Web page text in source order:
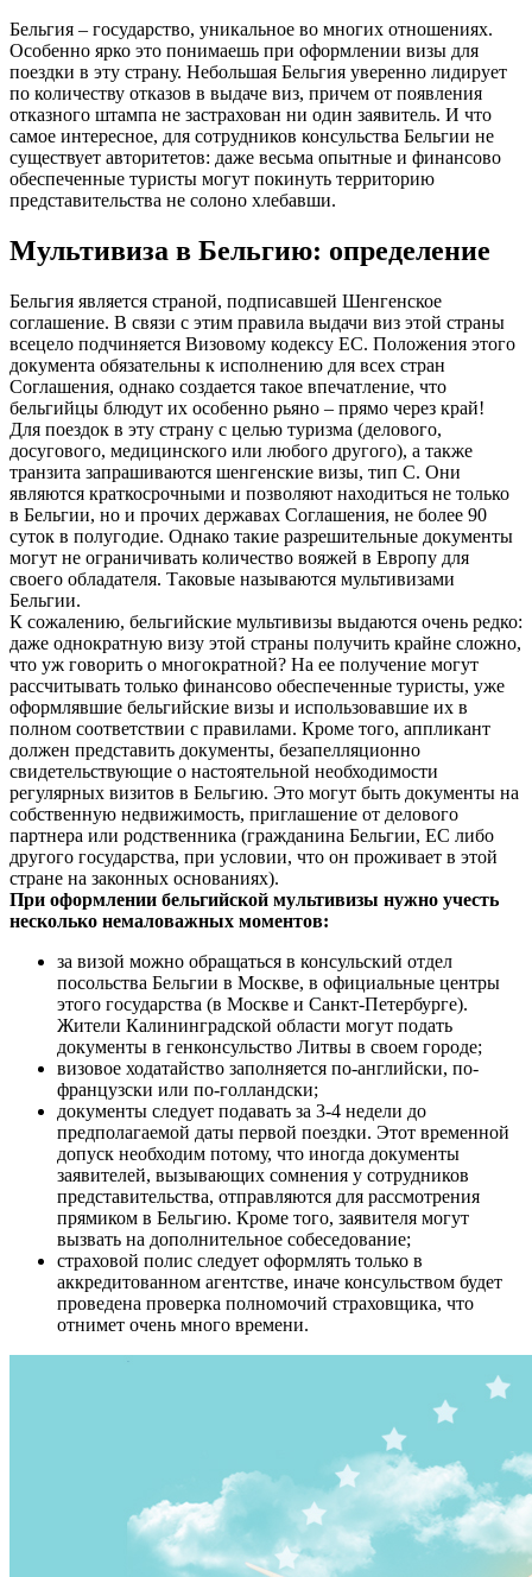
Бельгия – государство, уникальное во многих отношениях.
Особенно ярко это понимаешь при оформлении визы для
поездки в эту страну. Небольшая Бельгия уверенно лидирует
по количеству отказов в выдаче виз, причем от появления
отказного штампа не застрахован ни один заявитель. И что
самое интересное, для сотрудников консульства Бельгии не
существует авторитетов: даже весьма опытные и финансово
обеспеченные туристы могут покинуть территорию
представительства не солоно хлебавши.
Мультивиза в Бельгию: определение
Бельгия является страной, подписавшей Шенгенское
соглашение. В связи с этим правила выдачи виз этой страны
всецело подчиняется Визовому кодексу ЕС. Положения этого
документа обязательны к исполнению для всех стран
Соглашения, однако создается такое впечатление, что
бельгийцы блюдут их особенно рьяно – прямо через край!
Для поездок в эту страну с целью туризма (делового,
досугового, медицинского или любого другого), а также
транзита запрашиваются шенгенские визы, тип С. Они
являются краткосрочными и позволяют находиться не только
в Бельгии, но и прочих державах Соглашения, не более 90
суток в полугодие. Однако такие разрешительные документы
могут не ограничивать количество вояжей в Европу для
своего обладателя. Таковые называются мультивизами
Бельгии.
К сожалению, бельгийские мультивизы выдаются очень редко:
даже однократную визу этой страны получить крайне сложно,
что уж говорить о многократной? На ее получение могут
рассчитывать только финансово обеспеченные туристы, уже
оформлявшие бельгийские визы и использовавшие их в
полном соответствии с правилами. Кроме того, аппликант
должен представить документы, безапелляционно
свидетельствующие о настоятельной необходимости
регулярных визитов в Бельгию. Это могут быть документы на
собственную недвижимость, приглашение от делового
партнера или родственника (гражданина Бельгии, ЕС либо
другого государства, при условии, что он проживает в этой
стране на законных основаниях).
При оформлении бельгийской мультивизы нужно учесть
несколько немаловажных моментов:
за визой можно обращаться в консульский отдел
посольства Бельгии в Москве, в официальные центры
этого государства (в Москве и Санкт-Петербурге).
Жители Калининградской области могут подать
документы в генконсульство Литвы в своем городе;
визовое ходатайство заполняется по-английски, по-
французски или по-голландски;
документы следует подавать за 3-4 недели до
предполагаемой даты первой поездки. Этот временной
допуск необходим потому, что иногда документы
заявителей, вызывающих сомнения у сотрудников
представительства, отправляются для рассмотрения
прямиком в Бельгию. Кроме того, заявителя могут
вызвать на дополнительное собеседование;
страховой полис следует оформлять только в
аккредитованном агентстве, иначе консульством будет
проведена проверка полномочий страховщика, что
отнимет очень много времени.